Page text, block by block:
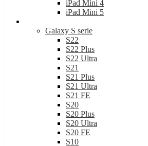
S22
S22 Plus
S21
S21 Plus
S21 Ultra
S21 FE
S20
S20 Plus
S20 Ultra
S20 FE
S10
S10 E
S10 Lite
S10 Plus
S9